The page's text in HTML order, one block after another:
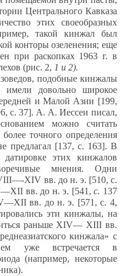
Центрального Кавказа
этих своеобразных
такой кинжал был
конторы озеленения; еще
при раскопках 1963 г. в
(рис. 2, 1 и 2).
подобные кинжалы
довольно широкое
и Малой Азии [199,
с. 37]. А. А. Иессеи писал,
можно считать
точного определения
предлагал [137, с. 163]. В
датировке этих кинжалов
мнения. Одни
XIV вв. до н. э. [510, с.
вв. до н. э. [541,с. 137
вв. до н. э. [571, с. 4,
эти кинжалы, на
раньше XIV— XIII вв.
кинжала» с
уже встречается в
(например, некоторые